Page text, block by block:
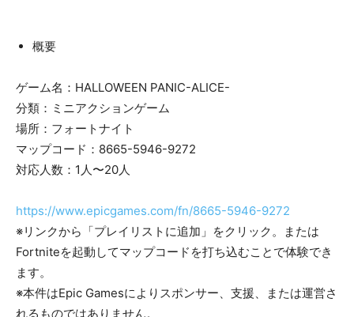
概要
ゲーム名：HALLOWEEN PANIC-ALICE-
分類：ミニアクションゲーム
場所：フォートナイト
マップコード：8665-5946-9272
対応人数：1人〜20人
https://www.epicgames.com/fn/8665-5946-9272
※リンクから「プレイリストに追加」をクリック。または
Fortniteを起動してマップコードを打ち込むことで体験でき
ます。
​※本件はEpic Gamesによりスポンサー、支援、または運営さ
れるものではありません。